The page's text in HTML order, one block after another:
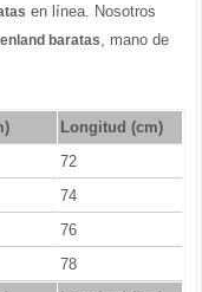
en línea. Nosotros
baratas
, mano de
Longitud (cm)
72
74
76
78